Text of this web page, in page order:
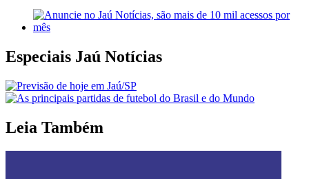
Especiais Jaú Notícias
Leia Também